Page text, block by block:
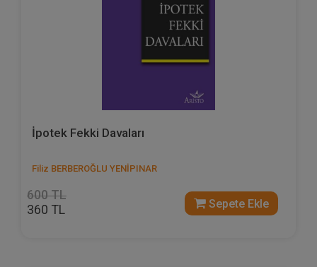
İpotek Fekki Davaları
Filiz BERBEROĞLU YENİPINAR
600 TL
360 TL Sepete Ekle